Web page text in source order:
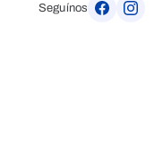
Seguínos